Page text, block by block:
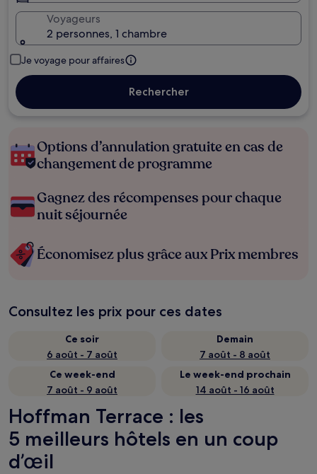
Voyageurs
2 personnes, 1 chambre
Je voyage pour affaires
Rechercher
Options d’annulation gratuite en cas de
changement de programme
Gagnez des récompenses pour chaque
nuit séjournée
Économisez plus grâce aux Prix membres
Consultez les prix pour ces dates
Ce soir
6 août - 7 août
Demain
7 août - 8 août
Ce week-end
7 août - 9 août
Le week-end prochain
14 août - 16 août
Hoffman Terrace : les
5 meilleurs hôtels en un coup
d’œil